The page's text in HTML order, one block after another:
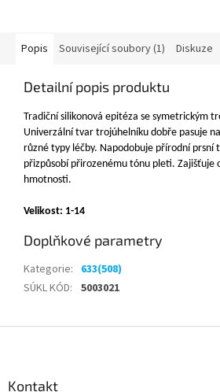
Popis Související soubory (1) Diskuze
Detailní popis produktu
Tradiční silikonová epitéza se symetrickým
Univerzální tvar trojúhelníku dobře pasuje
různé typy léčby. Napodobuje přírodní prsní
přizpůsobí přirozenému tónu pleti. Zajišťuje
hmotnosti.
Velikost: 1-14
Doplňkové parametry
Kategorie: 633(508)
SÚKL KÓD: 5003021
Kontakt